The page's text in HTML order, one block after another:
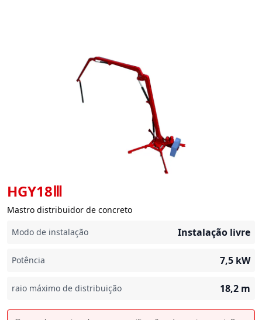
HGY18Ⅲ
Mastro distribuidor de concreto
Modo de instalação
Instalação livre
Potência 7,5 kW
raio máximo de distribuição 18,2 m